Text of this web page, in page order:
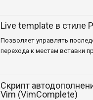
Live template в стиле
Позволяет управлять
перехода к местам вставки при применении
Скрипт
Vim (VimComplete)